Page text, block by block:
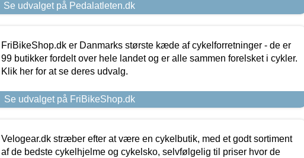
Se udvalget på Pedalatleten.dk
FriBikeShop.dk er Danmarks største kæde af cykelforretninger - de er
99 butikker fordelt over hele landet og er alle sammen forelsket i cykler.
Klik her for at se deres udvalg.
Se udvalget på FriBikeShop.dk
Velogear.dk stræber efter at være en cykelbutik, med et godt sortiment
af de bedste cykelhjelme og cykelsko, selvfølgelig til priser hvor de